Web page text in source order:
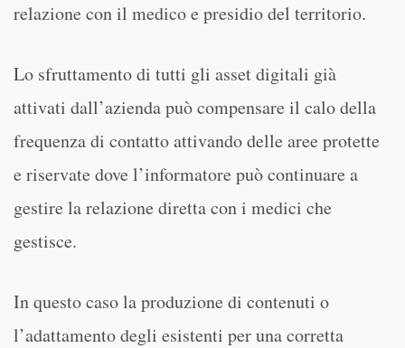
relazione con il medico e presidio del territorio.
Lo sfruttamento di tutti gli asset digitali già
attivati dall’azienda può compensare il calo della
frequenza di contatto attivando delle aree protette
e riservate dove l’informatore può continuare a
gestire la relazione diretta con i medici che
gestisce.
In questo caso la produzione di contenuti o
l’adattamento degli esistenti per una corretta